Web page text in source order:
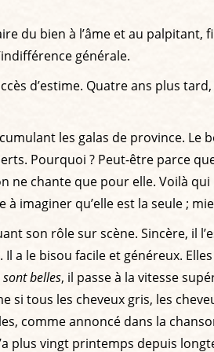
du bien à l’âme et au
générale.
d’estime. Quatre ans plus
les galas de province. Le
Pourquoi ? Peut-être parce
ne chante que pour elle. Voilà
qu’elle est la seule ;
son rôle sur scène. Sincère, il
a le bisou facile et généreux.
belles, il passe à la vitesse
tous les cheveux gris, les
comme annoncé dans la
vingt printemps depuis